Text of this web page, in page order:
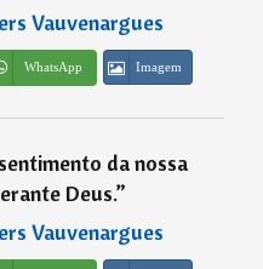
Vauvenargues
WhatsApp Imagem
da nossa
Deus.”
Vauvenargues